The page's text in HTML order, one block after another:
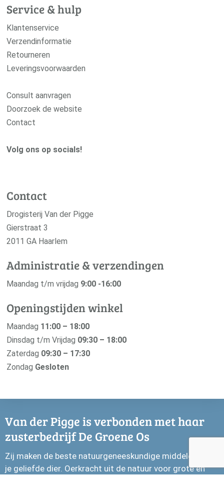
Service & hulp
Klantenservice
Verzendinformatie
Retourneren
Leveringsvoorwaarden
Consult aanvragen
Doorzoek de website
Contact
Volg ons op socials!
Contact
Drogisterij Van der Pigge
Gierstraat 3
2011 GA Haarlem
Administratie & verzendingen
Maandag t/m vrijdag 9:00 -16:00
Openingstijden winkel
Maandag 11:00 – 18:00
Dinsdag t/m Vrijdag 09:30 – 18:00
Zaterdag 09:30 – 17:30
Zondag Gesloten
Van der Pigge is verbonden met haar
zusterbedrijf De Groene Os
Zij maken de beste natuurgeneeskundige middelen voor
je geliefde dier. Oerkracht uit de natuur voor grote en